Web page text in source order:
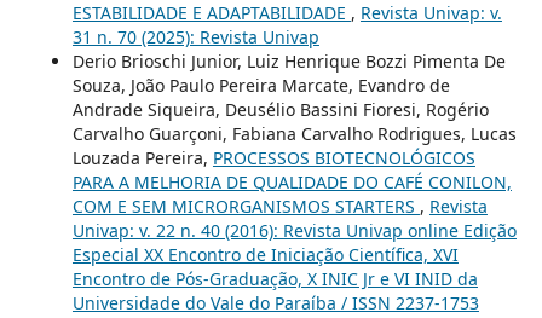
ESTABILIDADE E ADAPTABILIDADE , Revista Univap: v.
31 n. 70 (2025): Revista Univap
Derio Brioschi Junior, Luiz Henrique Bozzi Pimenta De
Souza, João Paulo Pereira Marcate, Evandro de
Andrade Siqueira, Deusélio Bassini Fioresi, Rogério
Carvalho Guarçoni, Fabiana Carvalho Rodrigues, Lucas
Louzada Pereira, PROCESSOS BIOTECNOLÓGICOS
PARA A MELHORIA DE QUALIDADE DO CAFÉ CONILON,
COM E SEM MICRORGANISMOS STARTERS , Revista
Univap: v. 22 n. 40 (2016): Revista Univap online Edição
Especial XX Encontro de Iniciação Científica, XVI
Encontro de Pós-Graduação, X INIC Jr e VI INID da
Universidade do Vale do Paraíba / ISSN 2237-1753